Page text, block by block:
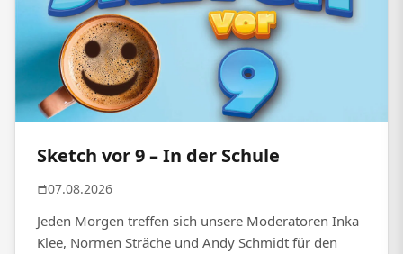
Sketch vor 9 – In der Schule
07.08.2026
Jeden Morgen treffen sich unsere Moderatoren Inka
Klee, Normen Sträche und Andy Schmidt für den